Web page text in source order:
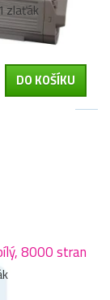
zlaťák
DO KOŠÍKU
8000 stran